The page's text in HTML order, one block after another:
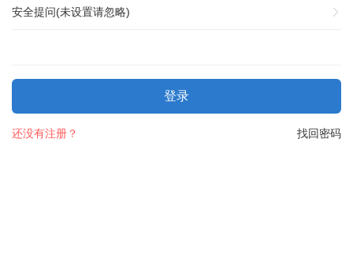
安全提问(未设置请忽略)
登录
找回密码
还没有注册？